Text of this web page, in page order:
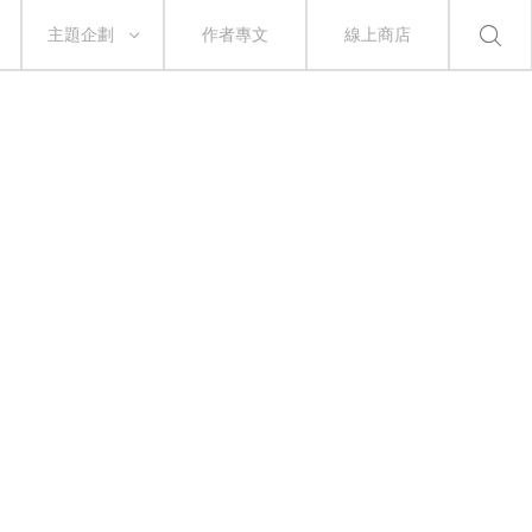
主題企劃 作者專文 線上商店